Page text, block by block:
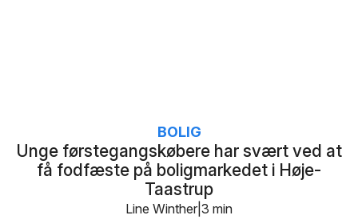
Unge førstegangskøbere har svært ved at
få fodfæste på boligmarkedet i Høje-
Taastrup
BOLIG
3 min
Line Winther